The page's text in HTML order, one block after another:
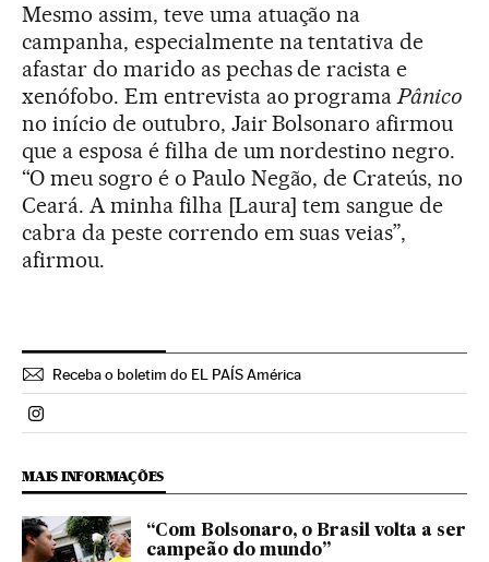
Mesmo assim, teve uma atuação na
campanha, especialmente na tentativa de
afastar do marido as pechas de racista e
xenófobo. Em entrevista ao programaPânico
no início de outubro, Jair Bolsonaro afirmou
que a esposa é filha de um nordestino negro.
“O meu sogro é o Paulo Negão, de Crateús, no
Ceará. A minha filha [Laura] tem sangue de
cabra da peste correndo em suas veias”,
afirmou.
Receba o boletim do EL PAÍS América
Politica El País Brasil en Instagram
MAIS INFORMAÇÕES
“Com Bolsonaro, o Brasil volta a ser
campeão do mundo”